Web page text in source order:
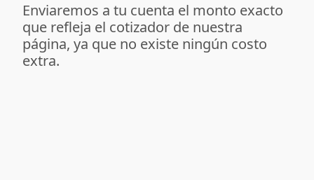
Enviaremos a tu cuenta el monto exacto
que refleja el cotizador de nuestra
página, ya que no existe ningún costo
extra.